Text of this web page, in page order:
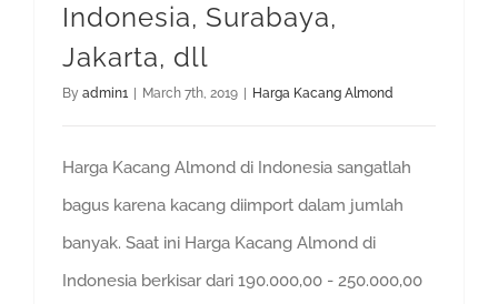
Indonesia, Surabaya,
Jakarta, dll
By admin1 March 7th, 2019 Harga Kacang Almond
Harga Kacang Almond di Indonesia sangatlah
bagus karena kacang diimport dalam jumlah
banyak. Saat ini Harga Kacang Almond di
Indonesia berkisar dari 190.000,00 - 250.000,00